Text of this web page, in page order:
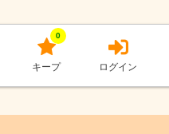
キープ
0
ログイン